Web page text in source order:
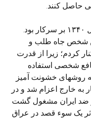
حاصل کنند.
شخص جاه طلب و
کردم؛ زیرا از قدرت
شخصی استفاده
روشهای خشونت آمیز
به خارج اعزام شد و در
ضد ایران مشغول گشت
یک سوء قصد در عراق